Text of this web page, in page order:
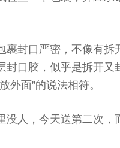
封口严密，不像有拆
口胶，似乎是拆开又
外面”的说法相符。
没人，今天送第二次，